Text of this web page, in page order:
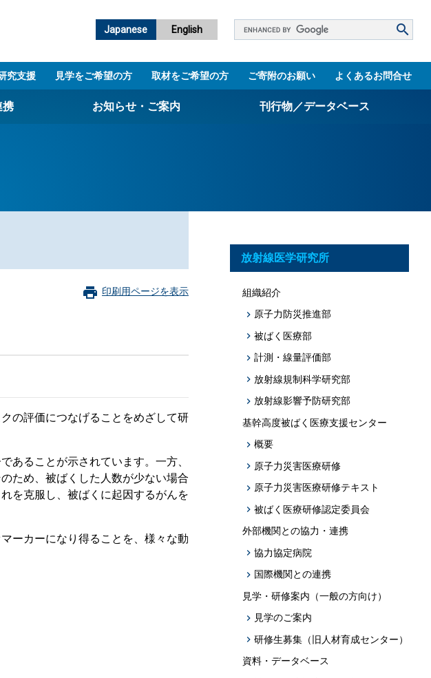
Japanese English
Google
ス
究支援​ 見学をご希望の方 取材をご希望の方 ご寄附のお願い よくあるお問合せ
携 お知らせ・ご案内 刊行物／データベース
技術シーズ集／知財マップ
プログラム・データベース成果物一覧
学術機関リポジトリQST-Repository
印刷用ページを表示
の評価につなげることをめざして研
あることが示されています。一方、
ため、被ばくした人数が少ない場合
を克服し、被ばくに起因するがんを
ーカーになり得ることを、様々な動
放射線医学研究所
組織紹介
原子力防災推進部
被ばく医療部
計測・線量評価部
放射線規制科学研究部
放射線影響予防研究部
基幹高度被ばく医療支援センター
概要
原子力災害医療研修
原子力災害医療研修テキスト
被ばく医療研修認定委員会
外部機関との協力・連携
協力協定病院
国際機関との連携
見学・研修案内（一般の方向け）
見学のご案内
研修生募集（旧人材育成センター）
資料・データベース